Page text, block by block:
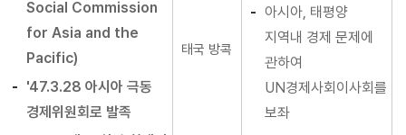
Social Commission
for Asia and the
Pacific)
'47.3.28 아시아 극동
경제위원회로 발족
태국 방콕
아시아, 태평양
지역내 경제 문제에
관하여
UN경제사회이사회를
보좌